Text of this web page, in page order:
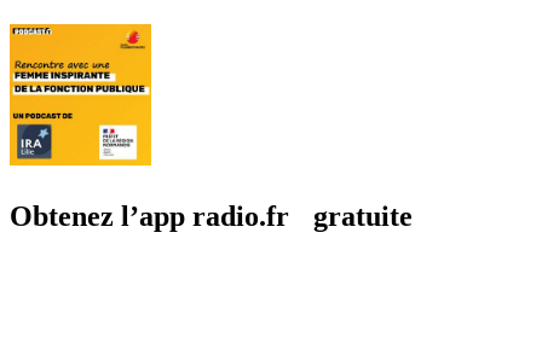
Obtenez l’app radio.fr gratuite